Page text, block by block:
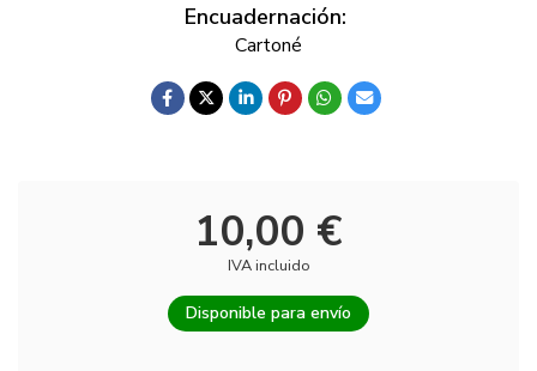
Encuadernación:
Cartoné
10,00 €
IVA incluido
Disponible para envío